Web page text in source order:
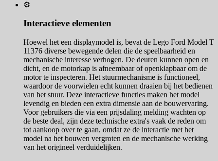
⚙️
Interactieve elementen
Hoewel het een displaymodel is, bevat de Lego Ford Model T
11376 diverse bewegende delen die de speelbaarheid en
mechanische interesse verhogen. De deuren kunnen open en
dicht, en de motorkap is afneembaar of openklapbaar om de
motor te inspecteren. Het stuurmechanisme is functioneel,
waardoor de voorwielen echt kunnen draaien bij het bedienen
van het stuur. Deze interactieve functies maken het model
levendig en bieden een extra dimensie aan de bouwervaring.
Voor gebruikers die via een prijsdaling melding wachten op
de beste deal, zijn deze technische extra's vaak de reden om
tot aankoop over te gaan, omdat ze de interactie met het
model na het bouwen vergroten en de mechanische werking
van het origineel verduidelijken.